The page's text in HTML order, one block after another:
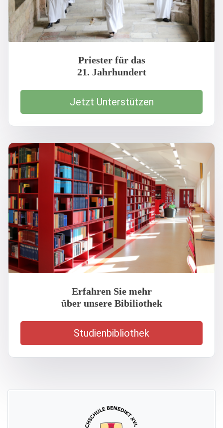
Priester für das
21. Jahrhundert
Jetzt Unterstützen
Erfahren Sie mehr
über unsere Bibiliothek
Studienbibliothek